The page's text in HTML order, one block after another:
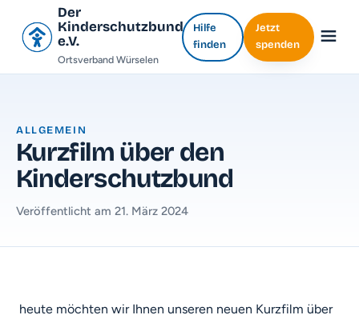
Der
Kinderschutzbund
e.V.
Ortsverband Würselen
Hilfe
finden
Jetzt
spenden
ALLGEMEIN
Kurzfilm über den
Kinderschutzbund
Veröffentlicht am 21. März 2024
heute möchten wir Ihnen unseren neuen Kurzfilm über